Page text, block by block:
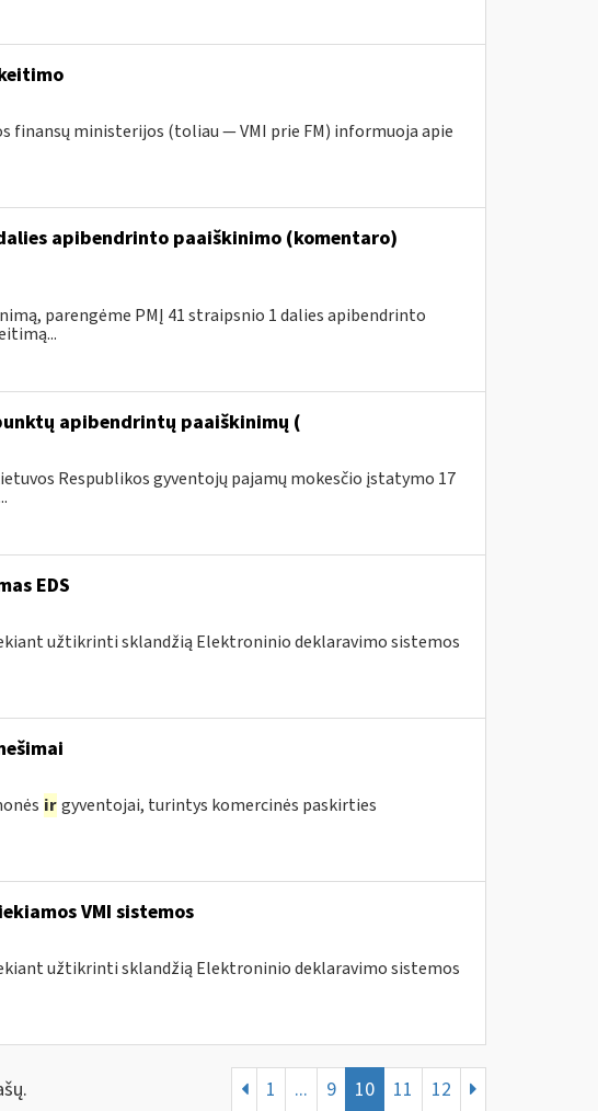
finansų ministerijos (toliau ― VMI prie FM) informuoja apie
apibendrinto paaiškinimo (komentaro)
parengėme PMĮ 41 straipsnio 1 dalies apibendrinto
apibendrintų paaiškinimų (
Respublikos gyventojų pajamų mokesčio įstatymo 17
EDS
užtikrinti sklandžią Elektroninio deklaravimo sistemos
ir gyventojai, turintys komercinės paskirties
VMI sistemos
užtikrinti sklandžią Elektroninio deklaravimo sistemos
1 ... 9 10 11 12